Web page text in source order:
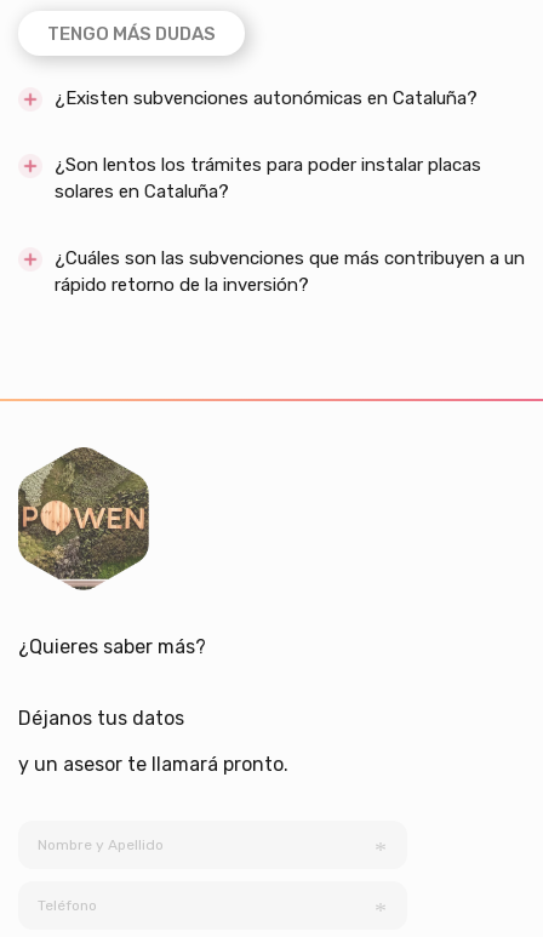
TENGO MÁS DUDAS
¿Existen subvenciones autonómicas en Cataluña?
¿Son lentos los trámites para poder instalar placas
solares en Cataluña?
¿Cuáles son las subvenciones que más contribuyen a un
rápido retorno de la inversión?
¿Quieres saber más?
Déjanos tus datos
y un asesor te llamará pronto.